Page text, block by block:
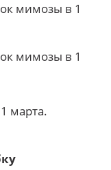
мимозы в 1
мимозы в 1
марта.